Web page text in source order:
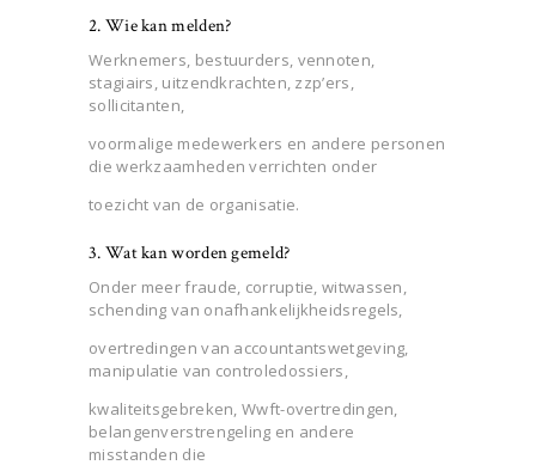
2. Wie kan melden?
Werknemers, bestuurders, vennoten,
stagiairs, uitzendkrachten, zzp’ers,
sollicitanten,
voormalige medewerkers en andere personen
die werkzaamheden verrichten onder
toezicht van de organisatie.
3. Wat kan worden gemeld?
Onder meer fraude, corruptie, witwassen,
schending van onafhankelijkheidsregels,
overtredingen van accountantswetgeving,
manipulatie van controledossiers,
kwaliteitsgebreken, Wwft-overtredingen,
belangenverstrengeling en andere
misstanden die